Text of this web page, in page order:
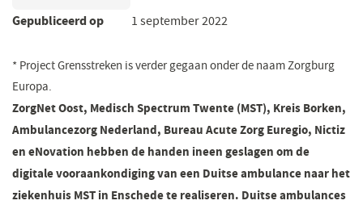
Gepubliceerd op 1 september 2022
* Project Grensstreken is verder gegaan onder de naam Zorgburg
Europa.
ZorgNet Oost, Medisch Spectrum Twente (MST), Kreis Borken,
Ambulancezorg Nederland, Bureau Acute Zorg Euregio, Nictiz
en eNovation hebben de handen ineen geslagen om de
digitale vooraankondiging van een Duitse ambulance naar het
ziekenhuis MST in Enschede te realiseren. Duitse ambulances